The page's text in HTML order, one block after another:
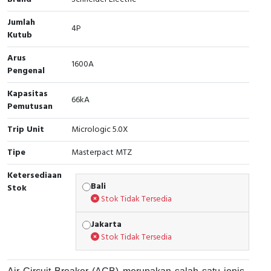
Cable Operated Switch
Signalling Columns
Safety Sensors
Pressure Switch
Ultrasonic & Rotary Encoder
Limit Switch
Inductive Sensors
Panel Box
Jumlah
Kutub
4P
Arus
Pengenal
1600A
Kapasitas
Pemutusan
66kA
Trip Unit
Micrologic 5.0X
Tipe
Masterpact MTZ
Ketersediaan
Stok
Bali
Stok Tidak Tersedia
Jakarta
Stok Tidak Tersedia